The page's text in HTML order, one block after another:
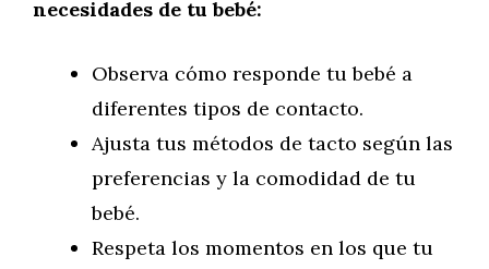
necesidades de tu bebé:
Observa cómo responde tu bebé a
diferentes tipos de contacto.
Ajusta tus métodos de tacto según las
preferencias y la comodidad de tu
bebé.
Respeta los momentos en los que tu